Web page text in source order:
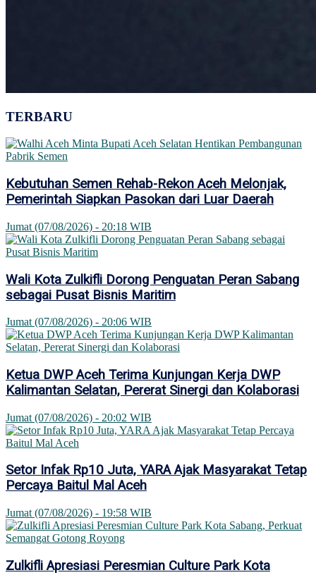
TERBARU
Kebutuhan Semen Rehab-Rekon Aceh Melonjak,
Pemerintah Siapkan Pasokan dari Luar Daerah
Jumat (07/08/2026) - 20:18 WIB
Wali Kota Zulkifli Dorong Penguatan Peran Sabang
sebagai Pusat Bisnis Maritim
Jumat (07/08/2026) - 20:06 WIB
Ketua DWP Aceh Terima Kunjungan Kerja DWP
Kalimantan Selatan, Pererat Sinergi dan Kolaborasi
Jumat (07/08/2026) - 20:02 WIB
Setor Infak Rp10 Juta, YARA Ajak Masyarakat Tetap
Percaya Baitul Mal Aceh
Jumat (07/08/2026) - 19:58 WIB
Zulkifli Apresiasi Peresmian Culture Park Kota